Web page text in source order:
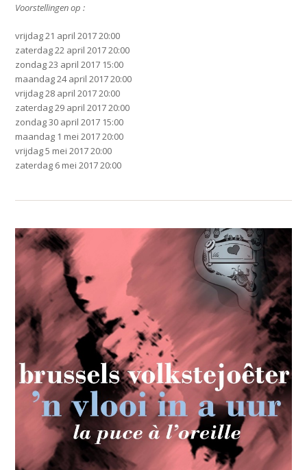
Voorstellingen op :
vrijdag 21 april 2017 20:00
zaterdag 22 april 2017 20:00
zondag 23 april 2017 15:00
maandag 24 april 2017 20:00
vrijdag 28 april 2017 20:00
zaterdag 29 april 2017 20:00
zondag 30 april 2017 15:00
maandag 1 mei 2017 20:00
vrijdag 5 mei 2017 20:00
zaterdag 6 mei 2017 20:00